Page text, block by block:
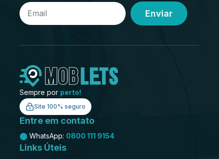
Enviar
Sempre por perto!
Site 100% seguro
Entre em contato
⬤ WhatsApp: 0800 111 9154
Links Úteis